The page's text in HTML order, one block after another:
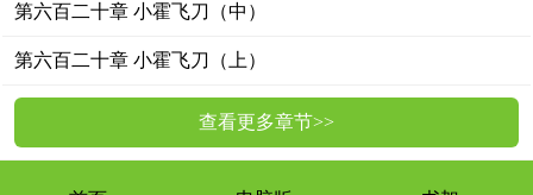
第六百二十章 小霍飞刀（中）
第六百二十章 小霍飞刀（上）
查看更多章节>>